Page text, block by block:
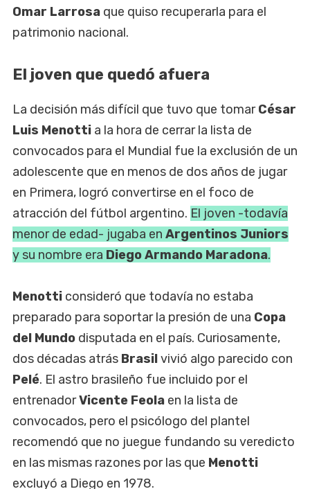
Omar Larrosa que quiso recuperarla para el
patrimonio nacional.
El joven que quedó afuera
La decisión más difícil que tuvo que tomarCésar
Luis Menotti a la hora de cerrar la lista de
convocados para el Mundial fue la exclusión de un
adolescente que en menos de dos años de jugar
en Primera, logró convertirse en el foco de
atracción del fútbol argentino. El joven -todavía
menor de edad- jugaba en Argentinos Juniors
y su nombre era Diego Armando Maradona.
Menotti consideró que todavía no estaba
preparado para soportar la presión de una Copa
del Mundo disputada en el país. Curiosamente,
dos décadas atrás Brasilvivió algo parecido con
Pelé. El astro brasileño fue incluido por el
entrenadorVicente Feola en la lista de
convocados, pero el psicólogo del plantel
recomendó que no juegue fundando su veredicto
en las mismas razones por las que Menotti
excluyó a Diego en 1978.